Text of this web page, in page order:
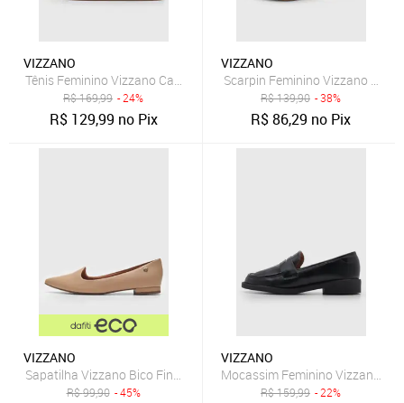
VIZZANO
Tênis Feminino Vizzano Cadarço Bege
R$169,99 - 24%
R$ 129,99 no Pix
VIZZANO
Scarpin Feminino Vizzano Bico
R$139,90 - 38%
R$86,29 no Pix
VIZZANO
Sapatilha Vizzano Bico Fino Nude
R$99,90 - 45%
VIZZANO
Mocassim Feminino Vizzano
R$159,99 - 22%